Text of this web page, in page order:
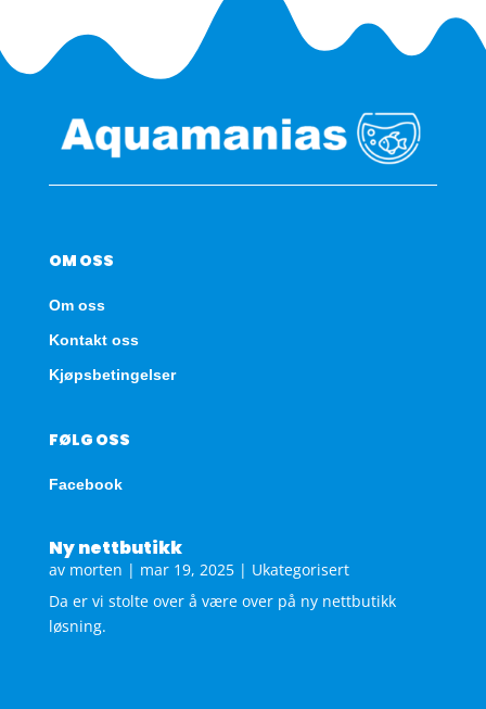
OM OSS
Om oss
Kontakt oss
Kjøpsbetingelser
FØLG OSS
Facebook
Ny nettbutikk
av morten | mar 19, 2025| Ukategorisert
Da er vi stolte over å være over på ny nettbutikk
løsning.